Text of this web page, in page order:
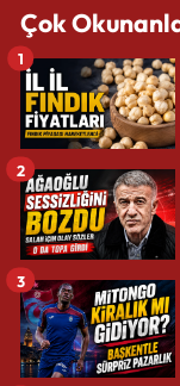
Çok
1
2
3